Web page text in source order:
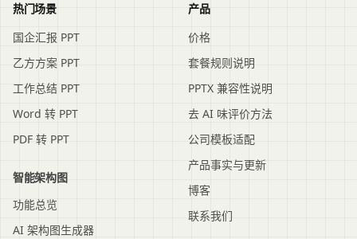
热门场景
国企汇报 PPT
乙方方案 PPT
工作总结 PPT
Word 转 PPT
PDF 转 PPT
智能架构图
功能总览
AI 架构图生成器
产品
价格
套餐规则说明
PPTX 兼容性说明
去 AI 味评价方法
公司模板适配
产品事实与更新
博客
联系我们